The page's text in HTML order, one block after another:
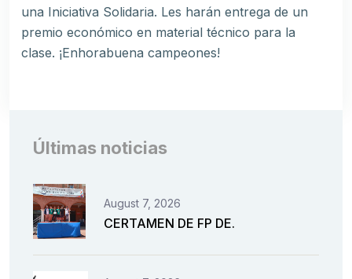
una Iniciativa Solidaria. Les harán entrega de un
premio económico en material técnico para la
clase. ¡Enhorabuena campeones!
Últimas noticias
August 7, 2026
CERTAMEN DE FP DE.